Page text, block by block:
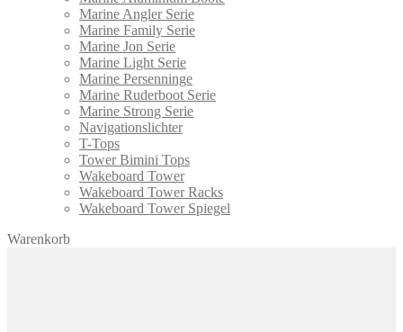
Marine Angler Serie
Marine Family Serie
Marine Jon Serie
Marine Light Serie
Marine Persenninge
Marine Ruderboot Serie
Marine Strong Serie
Navigationslichter
T-Tops
Tower Bimini Tops
Wakeboard Tower
Wakeboard Tower Racks
Wakeboard Tower Spiegel
Warenkorb